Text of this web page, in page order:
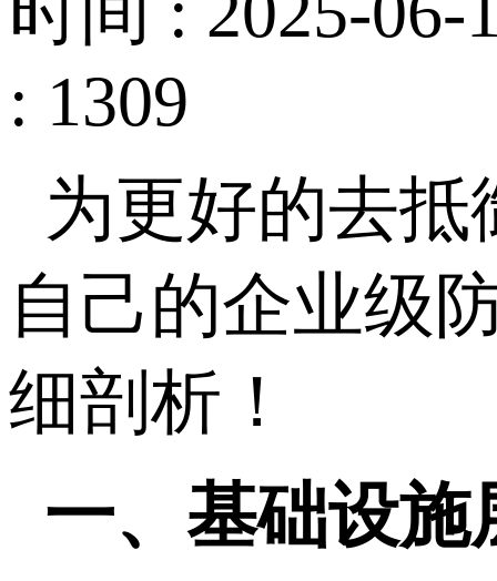
: 1309
为更好的去抵
自己的企业级
细剖析！
一、基础设